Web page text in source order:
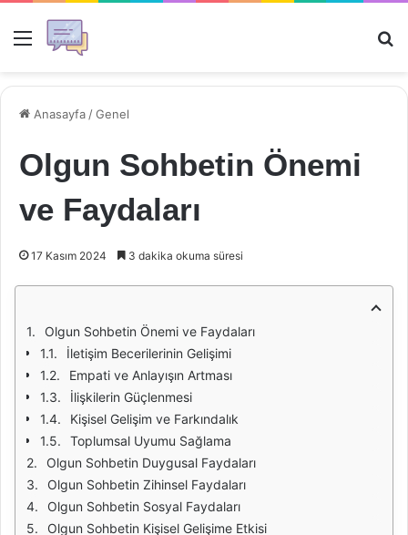
Menü
Anasayfa /Genel
Olgun Sohbetin Önemi
ve Faydaları
17 Kasım 2024 3 dakika okuma süresi
Olgun Sohbetin Önemi ve Faydaları
İletişim Becerilerinin Gelişimi
Empati ve Anlayışın Artması
İlişkilerin Güçlenmesi
Kişisel Gelişim ve Farkındalık
Toplumsal Uyumu Sağlama
Olgun Sohbetin Duygusal Faydaları
Olgun Sohbetin Zihinsel Faydaları
Olgun Sohbetin Sosyal Faydaları
Olgun Sohbetin Kişisel Gelişime Etkisi